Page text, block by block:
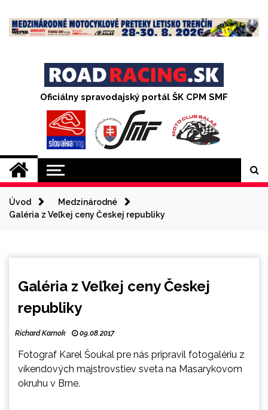
content
Oficiálny spravodajský portál ŠK CPM SMF
Úvod
Medzinárodné
Galéria z Veľkej ceny Českej republiky
Galéria z Veľkej ceny Českej
republiky
Richard Karnok 09.08.2017
Fotograf Karel Šoukal pre nás pripravil fotogalériu z
víkendových majstrovstiev sveta na Masarykovom
okruhu v Brne.